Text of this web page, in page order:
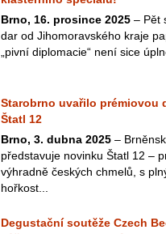
Brno, 16. prosince 2025 – Pět
dar od Jihomoravského kraje
„pivní diplomacie“ není sice
Starobrno uvařilo prémiovou
Štatl 12
Brno, 3. dubna 2025 –
představuje novinku Štatl 12 –
výhradně českých chmelů, s
hořkost...
Degustační soutěže Czech